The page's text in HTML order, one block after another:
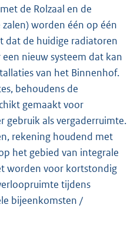
de Rolzaal en de
worden één op één
dat de huidige radiatoren
nieuw systeem dat kan
van het Binnenhof.
behoudens de
gemaakt voor
gebruik als vergaderruimte.
rekening houdend met
het gebied van integrale
worden voor kortstondig
tijdens
bijeenkomsten /